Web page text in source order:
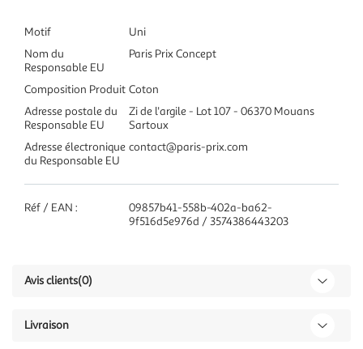
Motif
Uni
Nom du
Responsable EU
Paris Prix Concept
Composition Produit Coton
Adresse postale du
Responsable EU
Zi de l'argile - Lot 107 - 06370 Mouans
Sartoux
Adresse électronique
du Responsable EU
contact@paris-prix.com
Réf / EAN :
09857b41-558b-402a-ba62-
9f516d5e976d / 3574386443203
Avis clients(0)
Livraison